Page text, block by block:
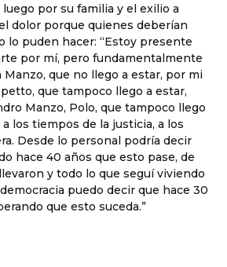
por su familia y el exilio a
dolor porque quienes deberían
lo puden hacer: “Estoy presente
por mí, pero fundamentalmente
Manzo, que no llego a estar, por mi
que tampoco llego a estar,
Manzo, Polo, que tampoco llego
los tiempos de la justicia, a los
Desde lo personal podría decir
hace 40 años que esto pase, de
y todo lo que seguí viviendo
puedo decir que hace 30
que esto suceda.”